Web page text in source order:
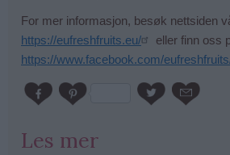
For mer informasjon, besøk nettsiden
https://eufreshfruits.eu/
eller finn oss
https://www.facebook.com/
Les mer